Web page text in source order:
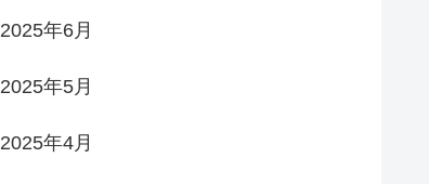
2025年6月
2025年5月
2025年4月